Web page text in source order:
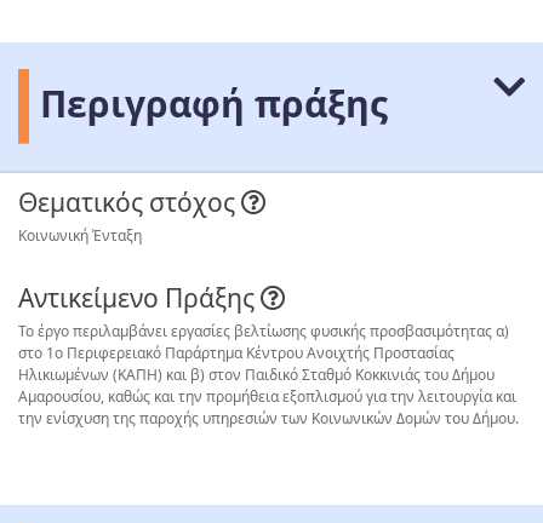
Περιγραφή πράξης
Θεματικός στόχος
Κοινωνική Ένταξη
Αντικείμενο Πράξης
Το έργο περιλαμβάνει εργασίες βελτίωσης φυσικής προσβασιμότητας α)
στο 1ο Περιφερειακό Παράρτημα Κέντρου Ανοιχτής Προστασίας
Ηλικιωμένων (ΚΑΠΗ) και β) στον Παιδικό Σταθμό Κοκκινιάς του Δήμου
Αμαρουσίου, καθώς και την προμήθεια εξοπλισμού για την λειτουργία και
την ενίσχυση της παροχής υπηρεσιών των Κοινωνικών Δομών του Δήμου.